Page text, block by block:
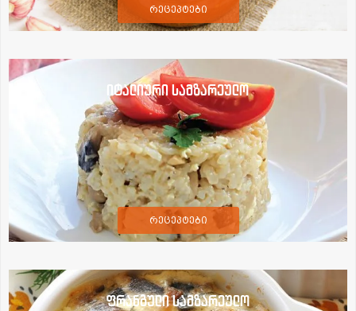
რეცეპტები
იტალიური სამზარეულო
რეცეპტები
ფრანგული სამზარეულო